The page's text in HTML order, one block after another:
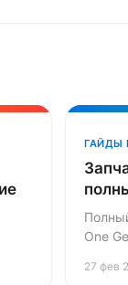
ГАЙДЫ
One
27 фев